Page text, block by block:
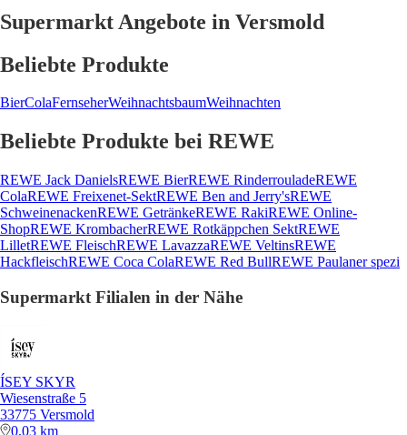
Supermarkt Angebote in Versmold
Beliebte Produkte
BierColaFernseherWeihnachtsbaumWeihnachten
Beliebte Produkte bei REWE
REWE Jack DanielsREWE BierREWE RinderrouladeREWE
ColaREWE Freixenet-SektREWE Ben and Jerry'sREWE
SchweinenackenREWE GetränkeREWE RakiREWE Online-
ShopREWE KrombacherREWE Rotkäppchen SektREWE
LilletREWE FleischREWE LavazzaREWE VeltinsREWE
HackfleischREWE Coca ColaREWE Red BullREWE Paulaner spezi
Supermarkt Filialen in der Nähe
ÍSEY SKYR
Wiesenstraße 5
33775 Versmold
0,03 km